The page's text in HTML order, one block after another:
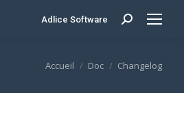
Adlice Software Search:
Vous êtes ici :
Accueil Doc Changelog